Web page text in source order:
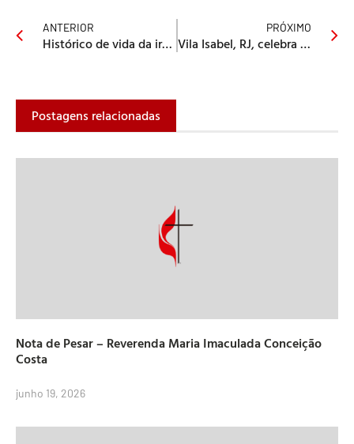
ANTERIOR
Histórico de vida da irmã metodista considerada mais idosa
PRÓXIMO
Vila Isabel, RJ, celebra 242 anos de Escola Dominical Metodista
Postagens relacionadas
Nota de Pesar – Reverenda Maria Imaculada Conceição
Costa
junho 19, 2026